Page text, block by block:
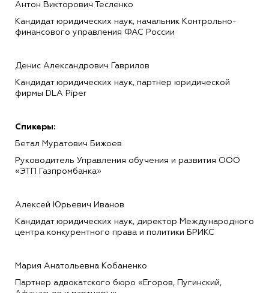
Антон Викторович Тесленко
Кандидат юридических наук, начальник Контрольно-
финансового управления ФАС России
Денис Александрович Гаврилов
Кандидат юридических наук, партнер юридической
фирмы DLA Piper
Спикеры:
Бетал Муратович Бижоев
Руководитель Управления обучения и развития ООО
«ЭТП Газпромбанка»
Алексей Юрьевич Иванов
Кандидат юридических наук, директор Международного
центра конкурентного права и политики БРИКС
Мария Анатольевна Кобаненко
Партнер адвокатского бюро «Егоров, Пугинский,